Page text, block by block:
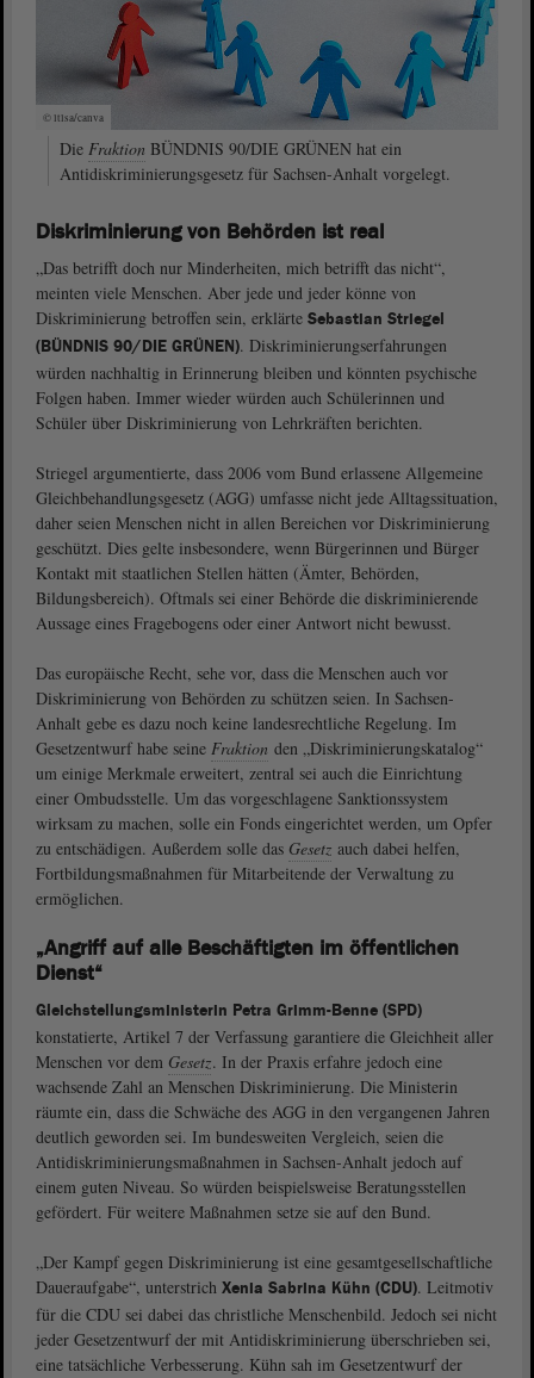
© ltlsa/canva
Die Fraktion BÜNDNIS 90/DIE GRÜNEN hat ein
Antidiskriminierungsgesetz für Sachsen-Anhalt vorgelegt.
Diskriminierung von Behörden ist real
„Das betrifft doch nur Minderheiten, mich betrifft das nicht“,
meinten viele Menschen. Aber jede und jeder könne von
Diskriminierung betroffen sein, erklärte Sebastian Striegel
(BÜNDNIS 90/DIE GRÜNEN). Diskriminierungserfahrungen
würden nachhaltig in Erinnerung bleiben und könnten psychische
Folgen haben. Immer wieder würden auch Schülerinnen und
Schüler über Diskriminierung von Lehrkräften berichten.
Striegel argumentierte, dass 2006 vom Bund erlassene Allgemeine
Gleichbehandlungsgesetz (AGG) umfasse nicht jede Alltagssituation,
daher seien Menschen nicht in allen Bereichen vor Diskriminierung
geschützt. Dies gelte insbesondere, wenn Bürgerinnen und Bürger
Kontakt mit staatlichen Stellen hätten (Ämter, Behörden,
Bildungsbereich). Oftmals sei einer Behörde die diskriminierende
Aussage eines Fragebogens oder einer Antwort nicht bewusst.
Das europäische Recht, sehe vor, dass die Menschen auch vor
Diskriminierung von Behörden zu schützen seien. In Sachsen-
Anhalt gebe es dazu noch keine landesrechtliche Regelung. Im
Gesetzentwurf habe seine Fraktion den „Diskriminierungskatalog“
um einige Merkmale erweitert, zentral sei auch die Einrichtung
einer Ombudsstelle. Um das vorgeschlagene Sanktionssystem
wirksam zu machen, solle ein Fonds eingerichtet werden, um Opfer
zu entschädigen. Außerdem solle das Gesetz auch dabei helfen,
Fortbildungsmaßnahmen für Mitarbeitende der Verwaltung zu
ermöglichen.
„Angriff auf alle Beschäftigten im öffentlichen
Dienst“
Gleichstellungsministerin Petra Grimm-Benne (SPD)
konstatierte, Artikel 7 der Verfassung garantiere die Gleichheit aller
Menschen vor dem Gesetz. In der Praxis erfahre jedoch eine
wachsende Zahl an Menschen Diskriminierung. Die Ministerin
räumte ein, dass die Schwäche des AGG in den vergangenen Jahren
deutlich geworden sei. Im bundesweiten Vergleich, seien die
Antidiskriminierungsmaßnahmen in Sachsen-Anhalt jedoch auf
einem guten Niveau. So würden beispielsweise Beratungsstellen
gefördert. Für weitere Maßnahmen setze sie auf den Bund.
„Der Kampf gegen Diskriminierung ist eine gesamtgesellschaftliche
Daueraufgabe“, unterstrich Xenia Sabrina Kühn (CDU). Leitmotiv
für die CDU sei dabei das christliche Menschenbild. Jedoch sei nicht
jeder Gesetzentwurf der mit Antidiskriminierung überschrieben sei,
eine tatsächliche Verbesserung. Kühn sah im Gesetzentwurf der